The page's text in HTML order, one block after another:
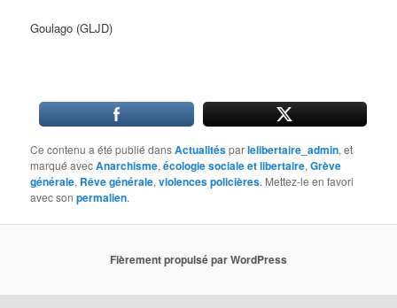
Goulago (GLJD)
Ce contenu a été publié dansActualitésparlelibertaire_admin, et
marqué avecAnarchisme,écologie sociale et libertaire,Grève
générale, Rêve générale,violences policières. Mettez-le en favori
avec sonpermalien.
Fièrement propulsé par WordPress